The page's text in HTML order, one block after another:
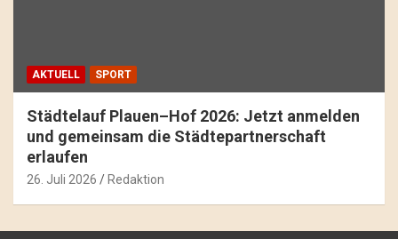
AKTUELL SPORT
Städtelauf Plauen–Hof 2026: Jetzt anmelden
und gemeinsam die Städtepartnerschaft
erlaufen
26. Juli 2026 Redaktion